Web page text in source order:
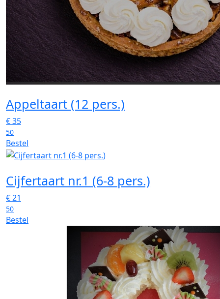
Appeltaart (12 pers.)
€35
50
Bestel
Cijfertaart nr.1 (6-8 pers.)
€21
50
Bestel